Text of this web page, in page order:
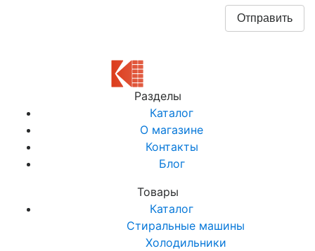
Разделы
Каталог
О магазине
Контакты
Блог
Товары
Каталог
Стиральные машины
Холодильники